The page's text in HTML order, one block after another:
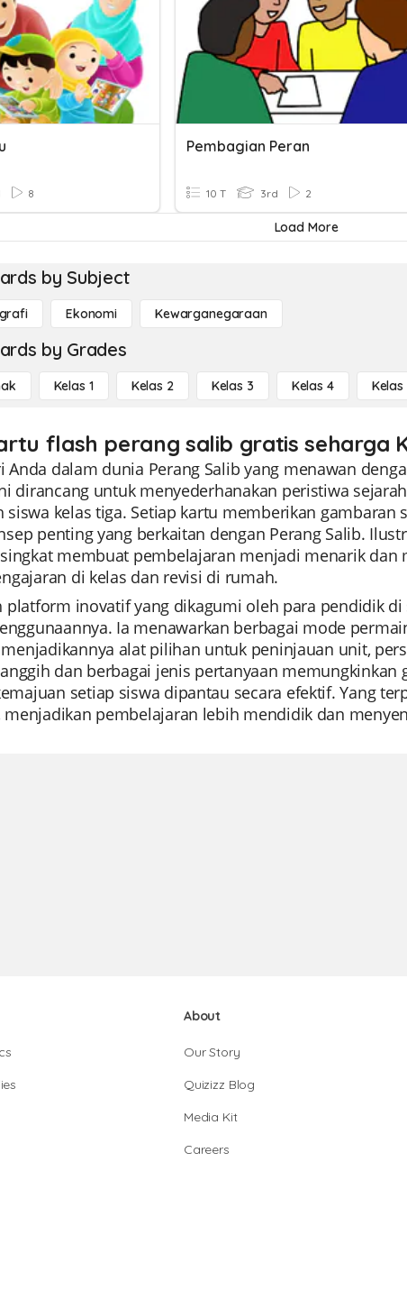
8
Pembagian Peran
10 T 3rd 2
Load More
by Subject
Ekonomi Kewarganegaraan
by Grades
Kelas 1 Kelas 2 Kelas 3 Kelas 4 Kelas
flash perang salib gratis seharga
Anda dalam dunia Perang Salib yang menawan
dirancang untuk menyederhanakan peristiwa
siswa kelas tiga. Setiap kartu memberikan
penting yang berkaitan dengan Perang Salib.
membuat pembelajaran menjadi menarik dan
di kelas dan revisi di rumah.
platform inovatif yang dikagumi oleh para pendidik
Ia menawarkan berbagai mode
alat pilihan untuk peninjauan unit,
dan berbagai jenis pertanyaan
setiap siswa dipantau secara efektif. Yang
menjadikan pembelajaran lebih mendidik dan
About
Our Story
Quizizz Blog
Media Kit
Careers